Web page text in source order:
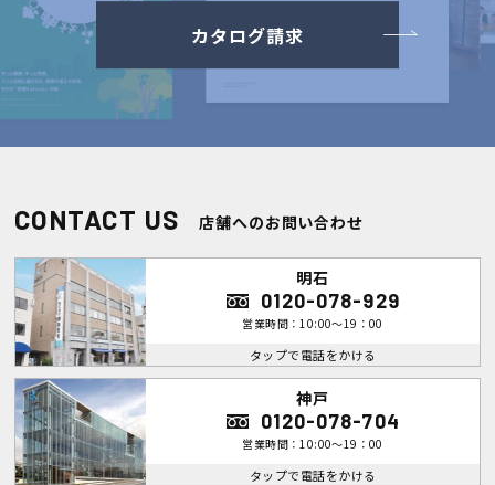
カタログ請求
CONTACT US 店舗へのお問い合わせ
明石
0120-078-929
営業時間：10:00～19：00
タップで電話をかける
神戸
0120-078-704
営業時間：10:00～19：00
タップで電話をかける